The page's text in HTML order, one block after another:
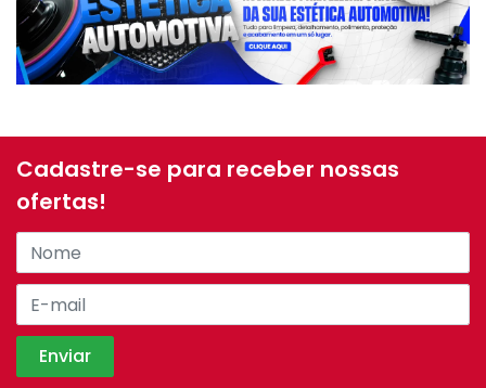
Cadastre-se para receber nossas
ofertas!